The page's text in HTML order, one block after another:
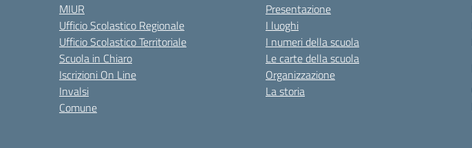
MIUR
Ufficio Scolastico Regionale
Ufficio Scolastico Territoriale
Scuola in Chiaro
Iscrizioni On Line
Invalsi
Comune
Presentazione
I luoghi
I numeri della scuola
Le carte della scuola
Organizzazione
La storia